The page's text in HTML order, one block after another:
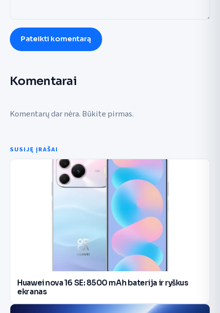
Pateikti komentarą
Komentarai
Komentarų dar nėra. Būkite pirmas.
SUSIJĘ ĮRAŠAI
Huawei nova 16 SE: 8500 mAh baterija ir ryškus
ekranas